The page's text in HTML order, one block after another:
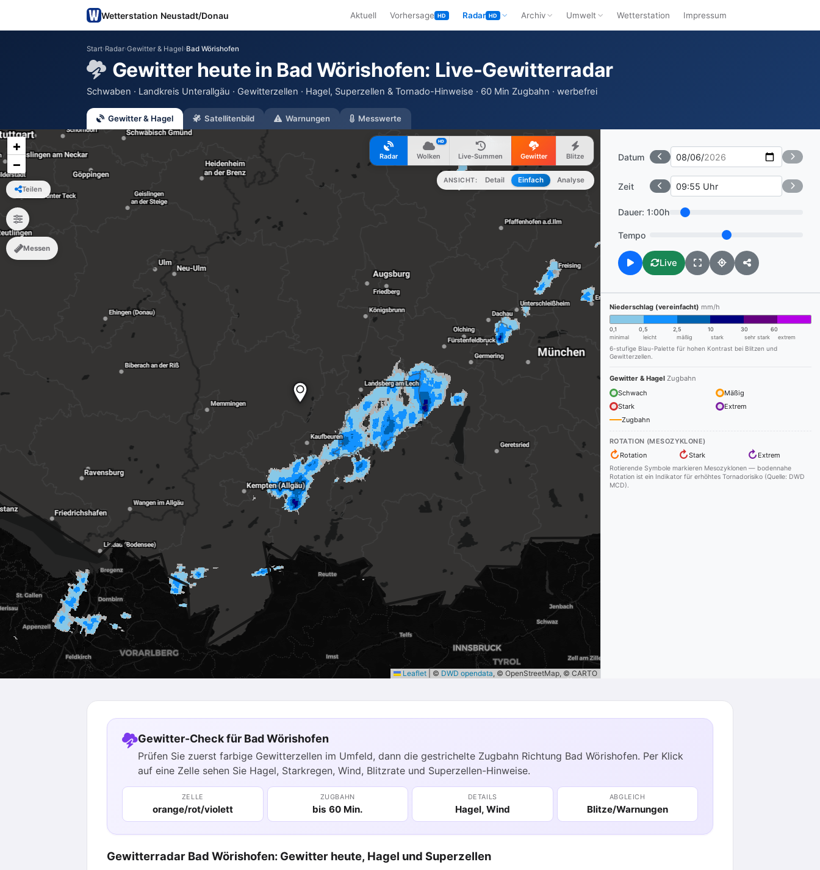
Wetterstation Neustadt/Donau Aktuell Vorhersage HD Radar HD Archiv Umwelt Wetterstation Impressum
Start›Radar›Gewitter & Hagel›Bad Wörishofen
Gewitter heute in Bad Wörishofen: Live-Gewitterradar
Schwaben · Landkreis Unterallgäu · Gewitterzellen · Hagel, Superzellen & Tornado-Hinweise · 60 Min Zugbahn · werbefrei
Gewitter & Hagel Satellitenbild Warnungen Messwerte
Radar Wolken
HD
Live-Summen Gewitter Blitze
Messen
ANSICHT: Detail Einfach
Analyse
Teilen
+
−
Leaflet © DWD opendata, © OpenStreetMap, © CARTO
Datum
Zeit
Dauer: 1:00h
Tempo
Live
Niederschlag (vereinfacht) mm/h
0,1 0,5 2,5 10 30
60
minimal
leicht mäßig stark sehr stark extrem
6-stufige Blau-Palette für hohen Kontrast bei Blitzen und
Gewitterzellen.
Gewitter & Hagel Zugbahn
Schwach
Mäßig
Stark
Extrem
Zugbahn
ROTATION (MESOZYKLONE)
↻ Rotation ↻Stark ↻ Extrem
Rotierende Symbole markieren Mesozyklonen — bodennahe
Rotation ist ein Indikator für erhöhtes Tornadorisiko (Quelle: DWD
MCD).
Gewitter-Check für Bad Wörishofen
Prüfen Sie zuerst farbige Gewitterzellen im Umfeld, dann die gestrichelte Zugbahn Richtung Bad Wörishofen. Per Klick
auf eine Zelle sehen Sie Hagel, Starkregen, Wind, Blitzrate und Superzellen-Hinweise.
ZELLE
orange/rot/violett
ZUGBAHN
bis 60 Min.
DETAILS
Hagel, Wind
ABGLEICH
Blitze/Warnungen
Gewitterradar Bad Wörishofen: Gewitter heute, Hagel und Superzellen